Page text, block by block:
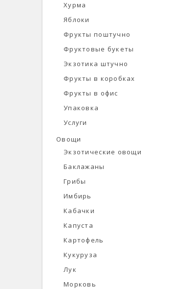
Хурма
Яблоки
Фрукты поштучно
Фруктовые букеты
Экзотика штучно
Фрукты в коробках
Фрукты в офис
Упаковка
Услуги
Овощи
Экзотические овощи
Баклажаны
Грибы
Имбирь
Кабачки
Капуста
Картофель
Кукуруза
Лук
Морковь